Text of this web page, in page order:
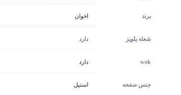
برند اخوان
شعله پلوپز دارد
wok دارد
جنس صفحه استیل